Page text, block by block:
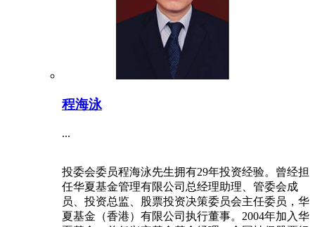
程海泳
...
投委会委员程海泳先生拥有29年投资经验。曾经担
任华夏基金管理有限公司总经理助理、管委会成
员、投资总监、股票投资决策委员会主任委员，华
夏基金（香港）有限公司执行董事。2004年加入华